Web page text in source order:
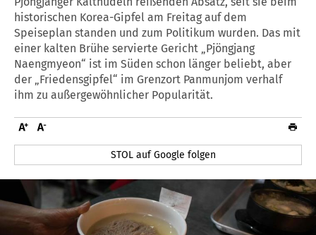
historischen Korea-Gipfel am Freitag auf dem
Speiseplan standen und zum Politikum wurden. Das mit
einer kalten Brühe servierte Gericht „Pjöngjang
Naengmyeon“ ist im Süden schon länger beliebt, aber
der „Friedensgipfel“ im Grenzort Panmunjom verhalf
ihm zu außergewöhnlicher Popularität.
STOL auf Google folgen